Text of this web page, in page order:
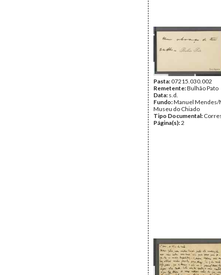
Pasta:07215.030.002
Remetente:Bulhão Pato
Data: s.d.
Fundo:Manuel Mendes/
Museu do Chiado
Tipo Documental:
Página(s):2